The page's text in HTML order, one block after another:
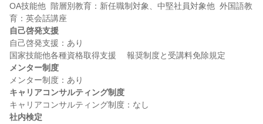
OA技能他  階層別教育：新任職制対象、中堅社員対象他  外国語教
自己啓発支援
自己啓発支援：あり
メンター制度
キャリアコンサルティング制度
社内検定